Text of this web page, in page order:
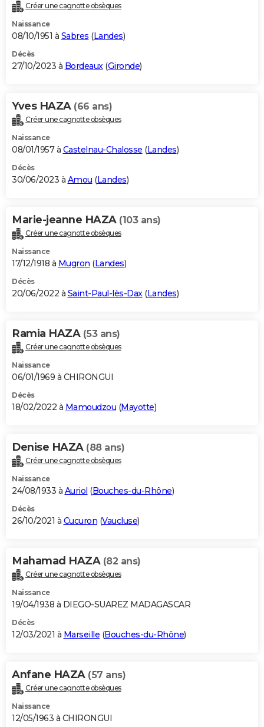
Créer une cagnotte obsèques
Naissance
08/10/1951 à Sabres (Landes)
Décès
27/10/2023 à Bordeaux(Gironde)
Yves HAZA (66 ans)
Créer une cagnotte obsèques
Naissance
08/01/1957 à Castelnau-Chalosse (Landes)
Décès
30/06/2023 à Amou (Landes)
Marie-jeanne HAZA (103 ans)
Créer une cagnotte obsèques
Naissance
17/12/1918 à Mugron (Landes)
Décès
20/06/2022 à Saint-Paul-lès-Dax(Landes)
Ramia HAZA (53 ans)
Créer une cagnotte obsèques
Naissance
06/01/1969 à CHIRONGUI
Décès
18/02/2022 à Mamoudzou (Mayotte)
Denise HAZA (88 ans)
Créer une cagnotte obsèques
Naissance
24/08/1933 à Auriol (Bouches-du-Rhône)
Décès
26/10/2021 à Cucuron (Vaucluse)
Mahamad HAZA (82 ans)
Créer une cagnotte obsèques
Naissance
19/04/1938 à DIEGO-SUAREZ MADAGASCAR
Décès
12/03/2021 à Marseille (Bouches-du-Rhône)
Anfane HAZA (57 ans)
Créer une cagnotte obsèques
Naissance
12/05/1963 à CHIRONGUI